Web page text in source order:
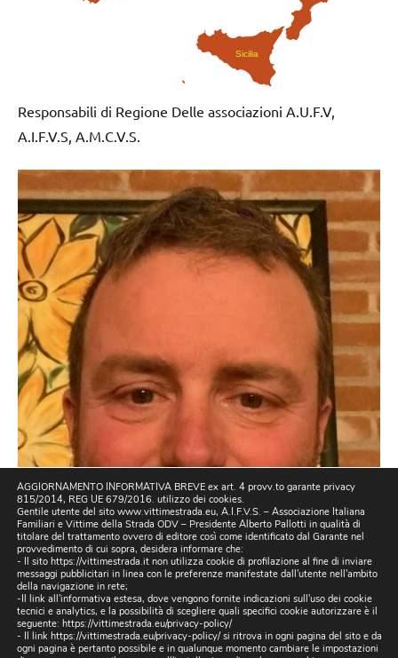
Sicilia
Responsabili di Regione Delle associazioni A.U.F.V,
A.I.F.V.S, A.M.C.V.S.
AGGIORNAMENTO INFORMATIVA BREVE ex art. 4 provv.to garante privacy
815/2014, REG UE 679/2016. utilizzo dei cookies.
Gentile utente del sito www.vittimestrada.eu, A.I.F.V.S. – Associazione Italiana
Familiari e Vittime della Strada ODV – Presidente Alberto Pallotti in qualità di
titolare del trattamento ovvero di editore così come identificato dal Garante nel
provvedimento di cui sopra, desidera informare che:
- Il sito https://vittimestrada.it non utilizza cookie di profilazione al fine di inviare
messaggi pubblicitari in linea con le preferenze manifestate dall'utente nell'ambito
della navigazione in rete;
-Il link all'informativa estesa, dove vengono fornite indicazioni sull'uso dei cookie
tecnici e analytics, e la possibilità di scegliere quali specifici cookie autorizzare è il
seguente: https://vittimestrada.eu/privacy-policy/
- Il link https://vittimestrada.eu/privacy-policy/ si ritrova in ogni pagina del sito e da
ogni pagina è pertanto possibile e in qualunque momento cambiare le impostazioni